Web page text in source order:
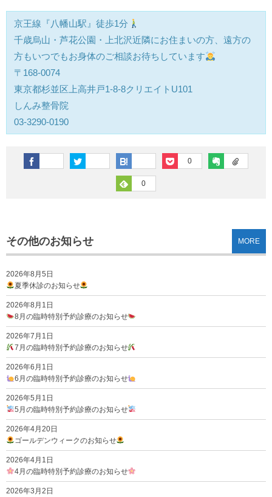
京王線『八幡山駅』徒歩1分
千歳烏山・芦花公園・上北沢近隣にお住まいの方、遠方の
方もいつでもお身体のご相談お待ちしています
〒168-0074
東京都杉並区上高井戸1-8-8クリエイトU101
しんみ整骨院
03-3290-0190
0
0
その他のお知らせ
2026年8月5日
夏季休診のお知らせ
2026年8月1日
8月の臨時特別予約診療のお知らせ
2026年7月1日
7月の臨時特別予約診療のお知らせ
2026年6月1日
6月の臨時特別予約診療のお知らせ
2026年5月1日
5月の臨時特別予約診療のお知らせ
2026年4月20日
ゴールデンウィークのお知らせ
2026年4月1日
4月の臨時特別予約診療のお知らせ
2026年3月2日
MORE